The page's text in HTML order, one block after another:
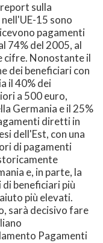
sulla
15 sono
pagamenti
74% del 2005, al
cifre. Nonostante il
dei beneficiari con
il 40% dei
a 500 euro,
Germania e il 25%
diretti in
dell'Est, con una
di pagamenti
e, in parte, la
beneficiari più
più elevati.
sarà decisivo fare
Pagamenti